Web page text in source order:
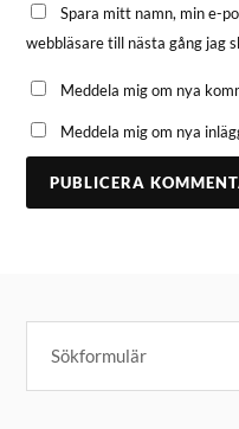
Spara mitt namn, min e-
webbläsare till nästa gång jag
Meddela mig om nya
Meddela mig om nya